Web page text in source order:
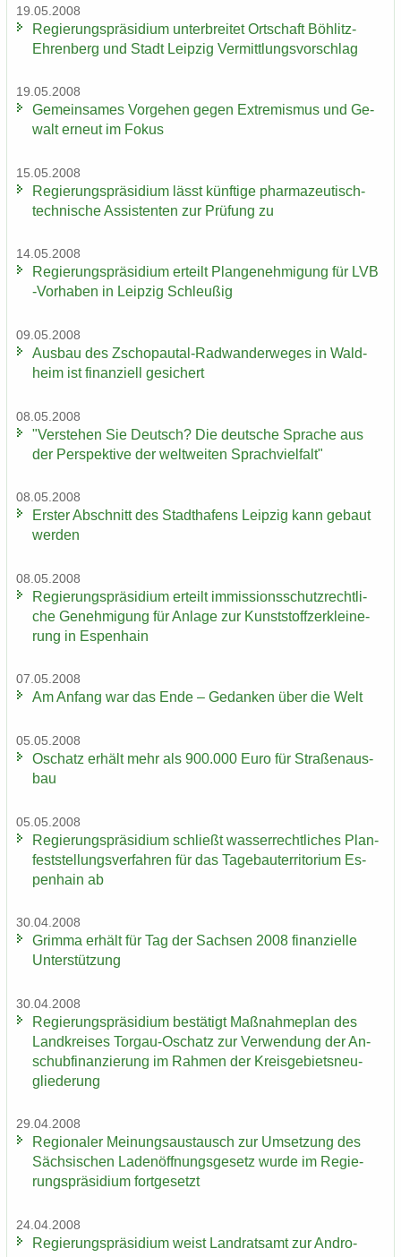
19.05.2008
Re­gie­rungs­prä­si­di­um un­ter­brei­tet Ort­schaft Böhlitz-​
Ehrenberg und Stadt Leip­zig Ver­mitt­lungs­vor­schlag
19.05.2008
Ge­mein­sa­mes Vor­ge­hen gegen Ex­tre­mis­mus und Ge­
walt er­neut im Fokus
15.05.2008
Re­gie­rungs­prä­si­di­um lässt künf­ti­ge pharmazeutisch-​
technische As­sis­ten­ten zur Prü­fung zu
14.05.2008
Re­gie­rungs­prä­si­di­um er­teilt Plan­ge­neh­mi­gung für LVB
-​Vorhaben in Leip­zig Schleu­ßig
09.05.2008
Aus­bau des Zschopautal-​Radwanderweges in Wald­
heim ist fi­nan­zi­ell ge­si­chert
08.05.2008
"Ver­ste­hen Sie Deutsch? Die deut­sche Spra­che aus
der Per­spek­ti­ve der welt­wei­ten Sprach­viel­falt"
08.05.2008
Ers­ter Ab­schnitt des Stadt­ha­fens Leip­zig kann ge­baut
wer­den
08.05.2008
Re­gie­rungs­prä­si­di­um er­teilt im­mis­si­ons­schutz­recht­li­
che Ge­neh­mi­gung für An­la­ge zur Kunst­stoff­zer­klei­ne­
rung in Es­pen­hain
07.05.2008
Am An­fang war das Ende – Ge­dan­ken über die Welt
05.05.2008
Oschatz er­hält mehr als 900.000 Euro für Stra­ßen­aus­
bau
05.05.2008
Re­gie­rungs­prä­si­di­um schließt was­ser­recht­li­ches Plan­
fest­stel­lungs­ver­fah­ren für das Ta­ge­bau­ter­ri­to­ri­um Es­
pen­hain ab
30.04.2008
Grim­ma er­hält für Tag der Sach­sen 2008 fi­nan­zi­el­le
Un­ter­stüt­zung
30.04.2008
Re­gie­rungs­prä­si­di­um be­stä­tigt Maß­nah­me­plan des
Land­krei­ses Torgau-​Oschatz zur Ver­wen­dung der An­
schub­fi­nan­zie­rung im Rah­men der Kreis­ge­biets­neu­
glie­de­rung
29.04.2008
Re­gio­na­ler Mei­nungs­aus­tausch zur Um­set­zung des
Säch­si­schen La­den­öff­nungs­ge­setz wurde im Re­gie­
rungs­prä­si­di­um fort­ge­setzt
24.04.2008
Re­gie­rungs­prä­si­di­um weist Land­rats­amt zur An­dro­